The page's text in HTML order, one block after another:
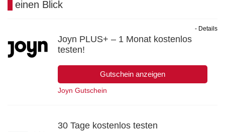
einen Blick
Joyn PLUS+ – 1 Monat kostenlos
testen!
Gutschein anzeigen
- Details
Joyn Gutschein
30 Tage kostenlos testen